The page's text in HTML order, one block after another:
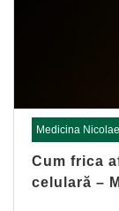
Medicina
Cum frica
celulară –